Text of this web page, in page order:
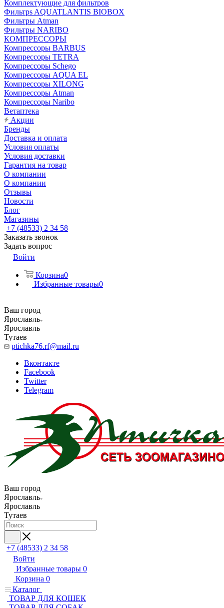
Комплектующие для фильтров
Фильтрs AQUATLANTIS BIOBOX
Фильтры Atman
Фильтры NARIBO
КОМПРЕССОРЫ
Компрессоры BARBUS
Компрессоры TETRA
Компрессоры Schego
Компрессоры AQUA EL
Компрессоры XILONG
Компрессоры Atman
Компрессоры Naribo
Ветаптека
Акции
Бренды
Доставка и оплата
Условия оплаты
Условия доставки
Гарантия на товар
О компании
О компании
Отзывы
Новости
Блог
Магазины
+7 (48533) 2 34 58
Заказать звонок
Задать вопрос
Войти
Корзина0
Избранные товары0
Ваш город
Ярославль
Ярославль
Тутаев
ptichka76.rf@mail.ru
Вконтакте
Facebook
Twitter
Telegram
Ваш город
Ярославль
Ярославль
Тутаев
+7 (48533) 2 34 58
Войти
Избранные товары 0
Корзина 0
Каталог
ТОВАР ДЛЯ КОШЕК